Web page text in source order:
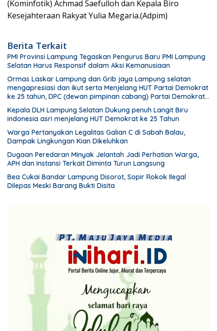
(Kominfotik) Achmad Saefulloh dan Kepala Biro
Kesejahteraan Rakyat Yulia Megaria.(Adpim)
Berita Terkait
PMI Provinsi Lampung Tegaskan Pengurus Baru PMI Lampung
Selatan Harus Responsif dalam Aksi Kemanusiaan
Ormas Laskar Lampung dan Grib jaya Lampung selatan
mengapresiasi dan ikut serta Menjelang HUT Partai Demokrat
ke 25 tahun, DPC (dewan pimpinan cabang) Partai Demokrat
Lampung Selatan gelar aksi bersih-bersih pantai dan
menanam pohon
Kepala DLH Lampung Selatan Dukung penuh Langit Biru
indonesia asri menjelang HUT Demokrat ke 25 Tahun
Warga Pertanyakan Legalitas Galian C di Sabah Balau,
Dampak Lingkungan Kian Dikeluhkan
Dugaan Peredaran Minyak Jelantah Jadi Perhatian Warga,
APH dan Instansi Terkait Diminta Turun Langsung
Bea Cukai Bandar Lampung Disorot, Sopir Rokok Ilegal
Dilepas Meski Barang Bukti Disita